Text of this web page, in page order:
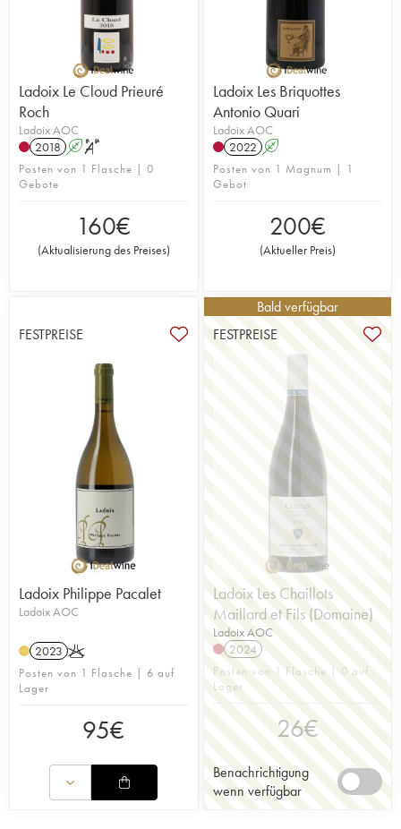
Ladoix Le Cloud Prieuré
Roch
Ladoix AOC
2018 A S
Posten von 1 Flasche | 0
Gebote
160€
(Aktualisierung des Preises)
Ladoix Les Briquottes
Antonio Quari
Ladoix AOC
2022 A
Posten von 1 Magnum | 1
Gebot
200€
(Aktueller Preis)
FESTPREISE
Ladoix Philippe Pacalet
Ladoix AOC
2023 K
Posten von 1 Flasche | 6 auf
Lager
95€
Bald verfügbar
FESTPREISE
Ladoix Les Chaillots
Maillard et Fils (Domaine)
Ladoix AOC
2024
Posten von 1 Flasche | 0 auf
Lager
26€
Benachrichtigung
wenn verfügbar